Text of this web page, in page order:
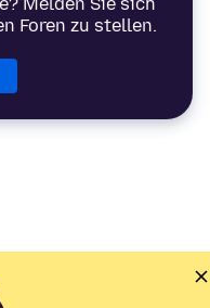
Foren zu stellen.